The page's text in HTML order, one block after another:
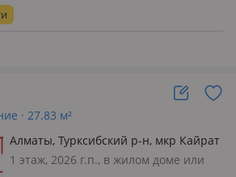
сигнализация, видеонаблюдение,
круглосуточная охрана, пожарная
· 27.83 м²
Алматы, Турксибский р-н, мкр Кайрат
518
1 этаж, 2026 г.п., в жилом доме или